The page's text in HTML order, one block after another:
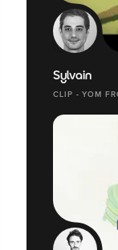
Sylvain
CLIP - YOM